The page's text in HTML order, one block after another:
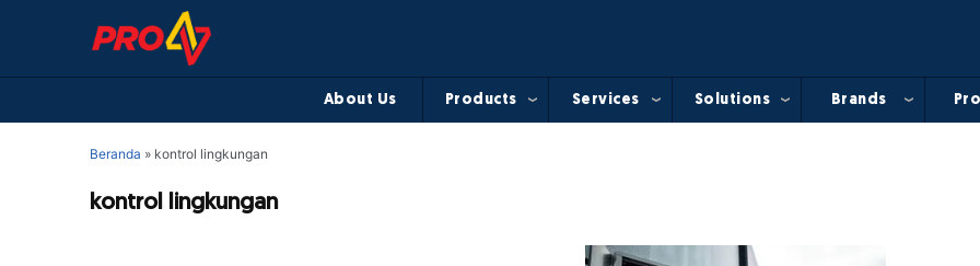
About Us Products Services Solutions Brands
Beranda » kontrol lingkungan
kontrol lingkungan